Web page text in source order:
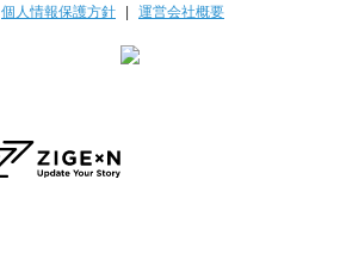
個人情報保護方針 | 運営会社概要